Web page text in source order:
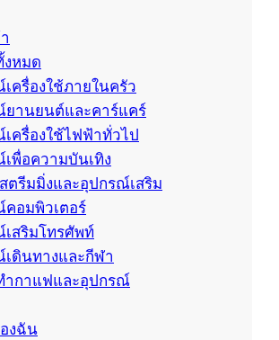
หมด
ครื่องใช้ภายในครัว
ยานยนต์และคาร์แคร์
ครื่องใช้ไฟฟ้าทั่วไป
พื่อความบันเทิง
ตรีมมิ่งและอุปกรณ์เสริม
อมพิวเตอร์
สริมโทรศัพท์
ดินทางและกีฬา
ำกาแฟและอุปกรณ์
งฉัน